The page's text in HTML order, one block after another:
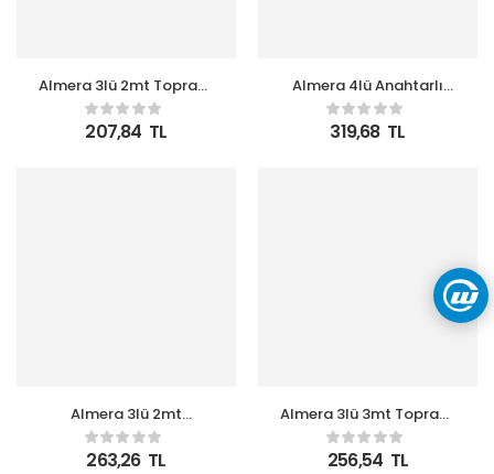
Almera 3lü 2mt Topraklı
Priz (9230102)
207,84 TL
Almera 4lü Anahtarlı
3mt Topraklı Priz
(9200203)
319,68 TL
Almera 3lü 2mt
Anahtarlı Topraklı Priz
(9230202)
263,26 TL
Almera 3lü 3mt Topraklı
Priz (9230103)
256,54 TL